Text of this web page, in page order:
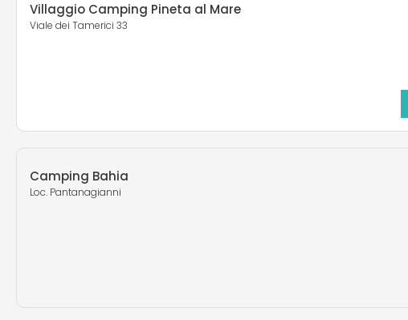
Villaggio Camping Pineta al Mare
Viale dei Tamerici 33
Camping Bahia
Loc. Pantanagianni